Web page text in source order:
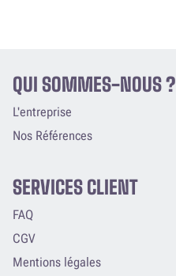
QUI SOMMES-NOUS ?
L'entreprise
Nos Références
SERVICES CLIENT
FAQ
CGV
Mentions légales